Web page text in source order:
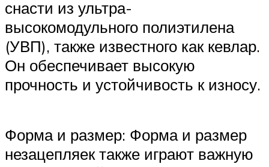
снасти из ультра-
высокомодульного полиэтилена
(УВП), также известного как кевлар.
Он обеспечивает высокую
прочность и устойчивость к износу.
Форма и размер: Форма и размер
незацепляек также играют важную